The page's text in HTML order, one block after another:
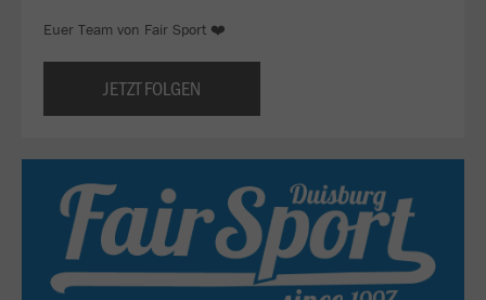
Euer Team von Fair Sport ❤️
JETZT FOLGEN